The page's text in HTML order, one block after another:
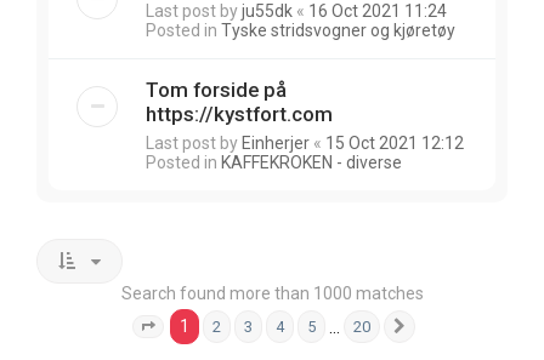
Last post byju55dk « 16 Oct 2021 11:24
Posted in Tyske stridsvogner og kjøretøy
Tom forside på
https://kystfort.com
Last post by Einherjer « 15 Oct 2021 12:12
Posted in KAFFEKROKEN - diverse
Search found more than 1000 matches
Page 1 of 20
1 2 3 4 5 20